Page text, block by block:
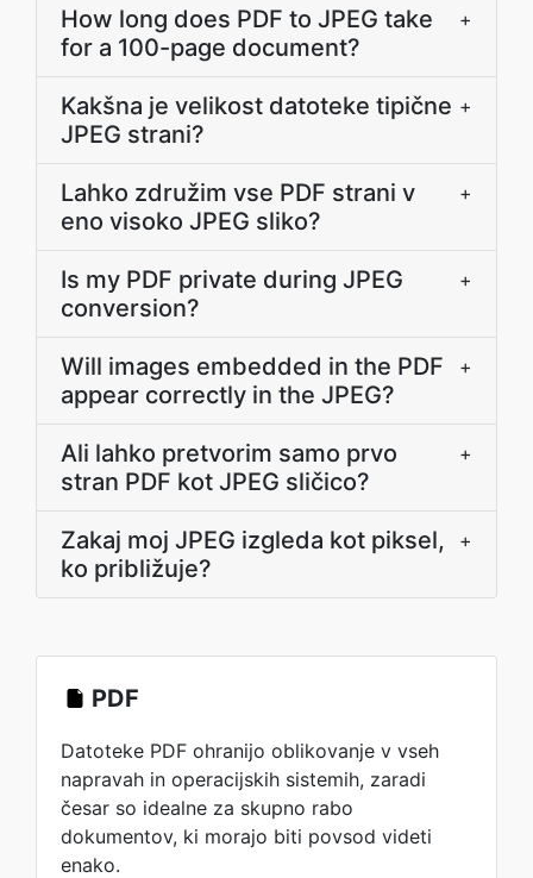
How long does PDF to JPEG take
for a 100-page document?
+
Kakšna je velikost datoteke tipične
JPEG strani?
+
Lahko združim vse PDF strani v
eno visoko JPEG sliko?
+
Is my PDF private during JPEG
conversion?
+
Will images embedded in the PDF
appear correctly in the JPEG?
+
Ali lahko pretvorim samo prvo
stran PDF kot JPEG sličico?
+
Zakaj moj JPEG izgleda kot piksel,
ko približuje?
+
PDF
Datoteke PDF ohranijo oblikovanje v vseh
napravah in operacijskih sistemih, zaradi
česar so idealne za skupno rabo
dokumentov, ki morajo biti povsod videti
enako.